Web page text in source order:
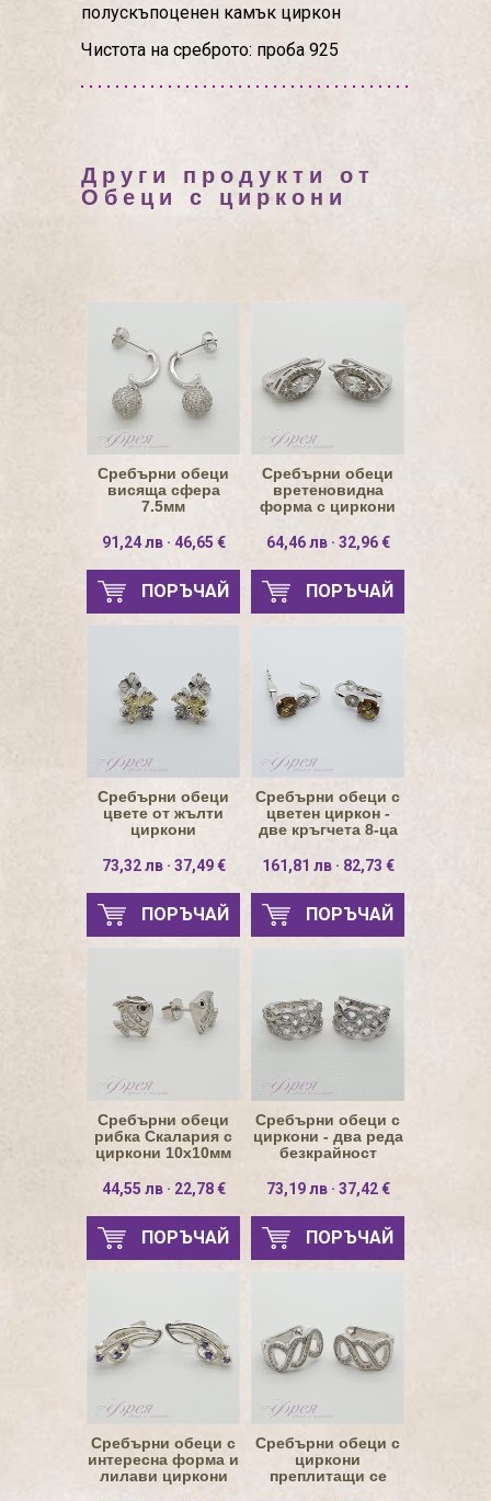
полускъпоценен камък циркон
Чистота на среброто: проба 925
Други продукти от
Обеци с циркони
Сребърни обеци
висяща сфера
7.5мм
91,24 лв · 46,65 €
ПОРЪЧАЙ
Сребърни обеци
вретеновидна
форма с циркони
64,46 лв · 32,96 €
ПОРЪЧАЙ
Сребърни обеци
цвете от жълти
циркони
73,32 лв · 37,49 €
ПОРЪЧАЙ
Сребърни обеци с
цветен циркон -
две кръгчета 8-ца
161,81 лв · 82,73 €
ПОРЪЧАЙ
Сребърни обеци
рибка Скалария с
циркони 10х10мм
44,55 лв · 22,78 €
ПОРЪЧАЙ
Сребърни обеци с
циркони - два реда
безкрайност
73,19 лв · 37,42 €
ПОРЪЧАЙ
Сребърни обеци с
интересна форма и
лилави циркони
Сребърни обеци с
циркони
преплитащи се